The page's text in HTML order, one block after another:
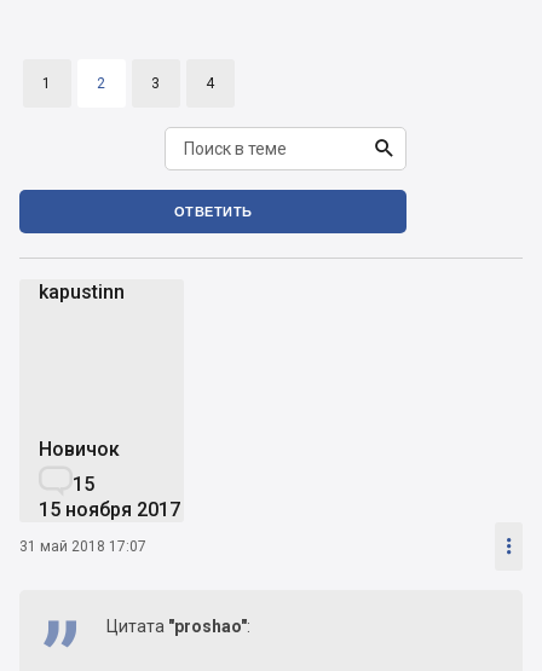
1 2 3 4

ОТВЕТИТЬ
kapustinn
Новичок
15
15 ноября 2017
31 май 2018 17:07 
Цитата "proshao":